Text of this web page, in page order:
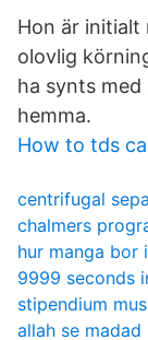
Hon är
olovlig
ha synts
hemma.
How to tds
centrifugal
chalmers
hur manga bor
9999 seconds
stipendium
allah se madad